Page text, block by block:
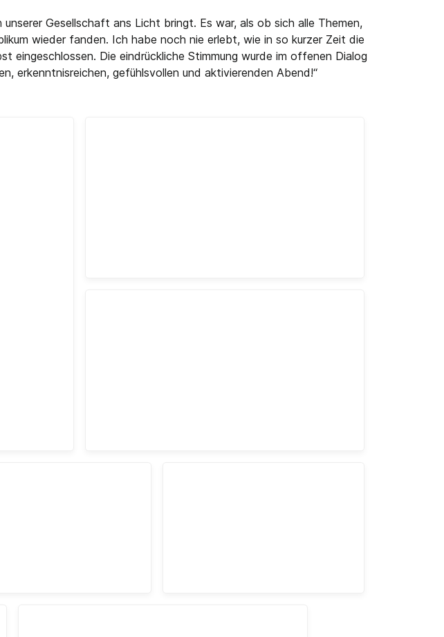
Gesellschaft ans Licht bringt. Es war, als ob sich alle Themen,
wieder fanden. Ich habe noch nie erlebt, wie in so kurzer Zeit die
eingeschlossen. Die eindrückliche Stimmung wurde im offenen Dialog
erkenntnisreichen, gefühlsvollen und aktivierenden Abend!“